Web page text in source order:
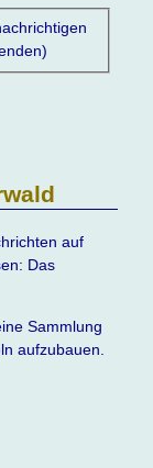
auf
Das
Sammlung
aufzubauen.